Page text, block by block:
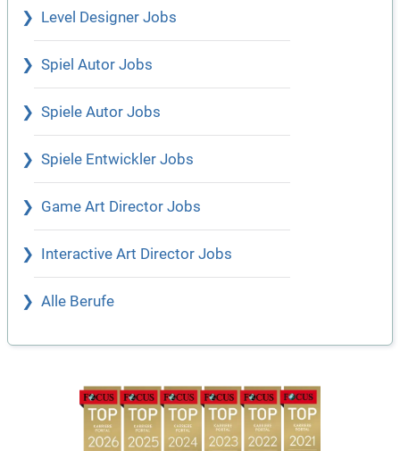
Level Designer Jobs
Spiel Autor Jobs
Spiele Autor Jobs
Spiele Entwickler Jobs
Game Art Director Jobs
Interactive Art Director Jobs
Alle Berufe